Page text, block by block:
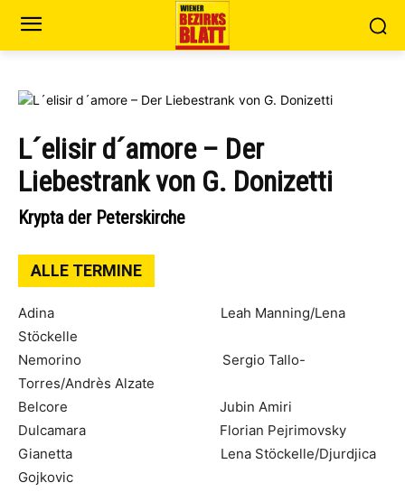
L´elisir d´amore – Der
Liebestrank von G. Donizetti
Krypta der Peterskirche
ALLE TERMINE
Adina Leah Manning/Lena
Stöckelle
Nemorino Sergio Tallo-
Torres/Andrès Alzate
Belcore Jubin Amiri
Dulcamara Florian Pejrimovsky
Gianetta Lena Stöckelle/Djurdjica
Gojkovic